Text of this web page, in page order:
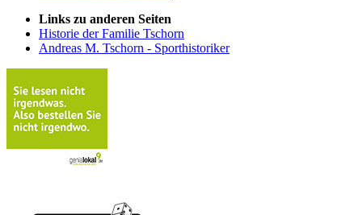
Links zu anderen Seiten
Historie der Familie Tschorn
Andreas M. Tschorn - Sporthistoriker